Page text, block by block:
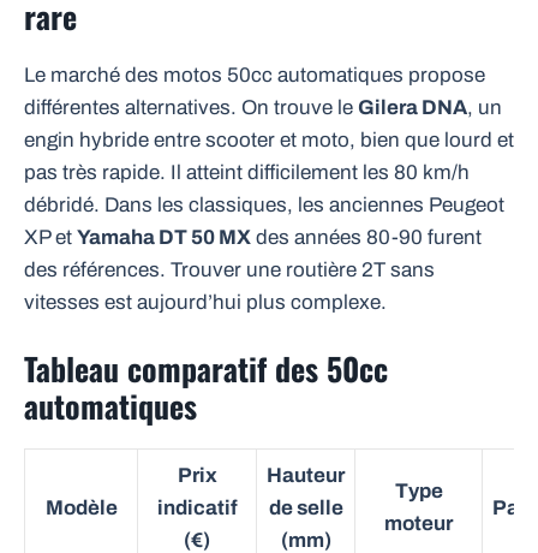
rare
Le marché des motos 50cc automatiques propose
différentes alternatives. On trouve le Gilera DNA, un
engin hybride entre scooter et moto, bien que lourd et
pas très rapide. Il atteint difficilement les 80 km/h
débridé. Dans les classiques, les anciennes Peugeot
XP et Yamaha DT 50 MX des années 80-90 furent
des références. Trouver une routière 2T sans
vitesses est aujourd’hui plus complexe.
Tableau comparatif des 50cc
automatiques
Modèle
Prix
indicatif
(€)
Hauteur
de selle
(mm)
Type
moteur